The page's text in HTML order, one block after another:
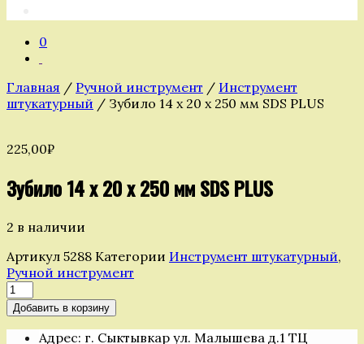
0
Главная / Ручной инструмент / Инструмент
штукатурный / Зубило 14 х 20 х 250 мм SDS PLUS
225,00₽
Зубило 14 х 20 х 250 мм SDS PLUS
2 в наличии
Артикул 5288 Категории Инструмент штукатурный,
Ручной инструмент
Количество
товара
Зубило
Добавить в корзину
Адрес: г. Сыктывкар ул. Малышева д.1 ТЦ